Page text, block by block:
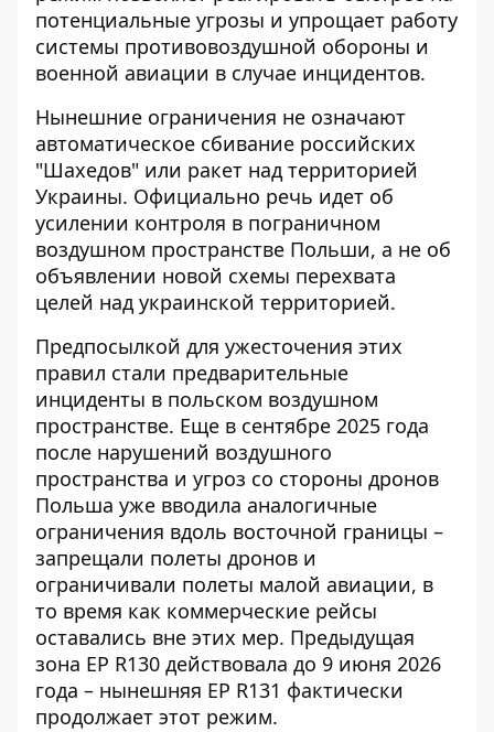
потенциальные угрозы и упрощает работу
системы противовоздушной обороны и
военной авиации в случае инцидентов.
Нынешние ограничения не означают
автоматическое сбивание российских
"Шахедов" или ракет над территорией
Украины. Официально речь идет об
усилении контроля в пограничном
воздушном пространстве Польши, а не об
объявлении новой схемы перехвата
целей над украинской территорией.
Предпосылкой для ужесточения этих
правил стали предварительные
инциденты в польском воздушном
пространстве. Еще в сентябре 2025 года
после нарушений воздушного
пространства и угроз со стороны дронов
Польша уже вводила аналогичные
ограничения вдоль восточной границы –
запрещали полеты дронов и
ограничивали полеты малой авиации, в
то время как коммерческие рейсы
оставались вне этих мер. Предыдущая
зона EP R130 действовала до 9 июня 2026
года – нынешняя EP R131 фактически
продолжает этот режим.